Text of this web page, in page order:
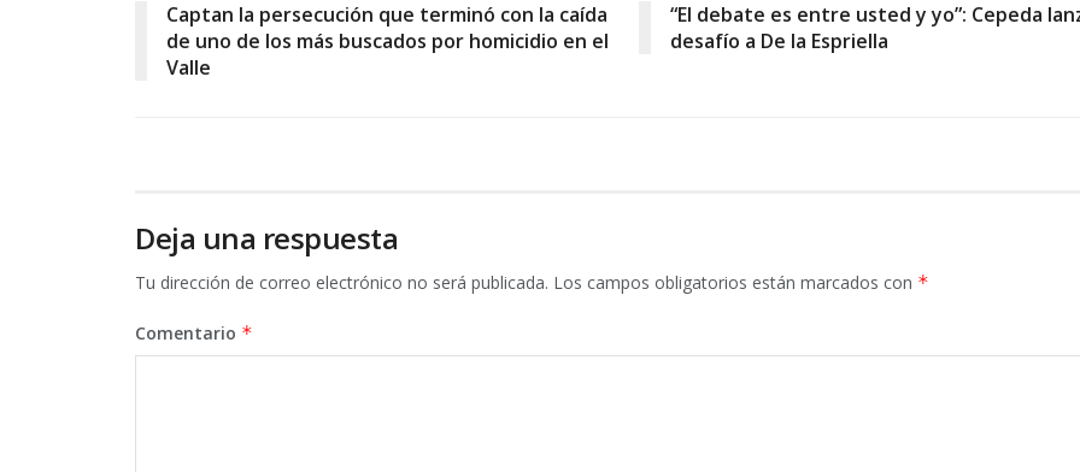
Captan la persecución que terminó con la caída
de uno de los más buscados por homicidio en el
Valle
“El debate es entre usted y yo”: Cepeda
desafío a De la Espriella
Deja una respuesta
Tu dirección de correo electrónico no será publicada. Los campos obligatorios están marcados con *
Comentario *